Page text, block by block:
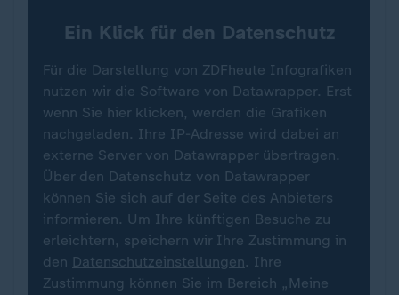
Ein Klick für den Datenschutz
Für die Darstellung von ZDFheute Infografiken
nutzen wir die Software von Datawrapper. Erst
wenn Sie hier klicken, werden die Grafiken
nachgeladen. Ihre IP-Adresse wird dabei an
externe Server von Datawrapper übertragen.
Über den Datenschutz von Datawrapper
können Sie sich auf der Seite des Anbieters
informieren. Um Ihre künftigen Besuche zu
erleichtern, speichern wir Ihre Zustimmung in
den Datenschutzeinstellungen. Ihre
Zustimmung können Sie im Bereich „Meine